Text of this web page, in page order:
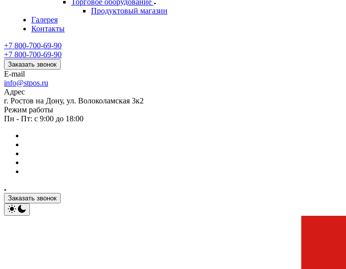
Торговое оборудование
Продуктовый магазин
Галерея
Контакты
+7 800-700-69-90
+7 800-700-69-90
Заказать звонок
E-mail
info@stpos.ru
Адрес
г. Ростов на Дону, ул. Волоколамская 3к2
Режим работы
Пн - Пт: с 9:00 до 18:00
Заказать звонок